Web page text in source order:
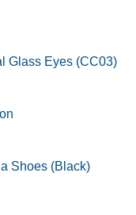
Glass Eyes (CC03)
Shoes (Black)